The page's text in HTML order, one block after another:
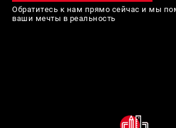
Обратитесь к нам прямо сейчас и мы
ваши мечты в реальность